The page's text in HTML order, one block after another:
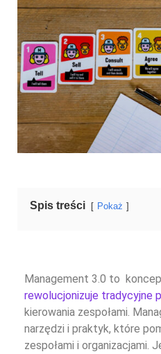
Spis treści Pokaż
Management 3.0 to
rewolucjonizuje tradycyjne
kierowania zespołami.
narzędzi i praktyk, które
zespołami i organizacjami.